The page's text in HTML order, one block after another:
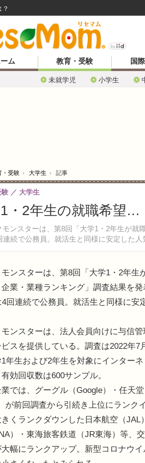
ム 教育・受験
未就学児 小学生
国
・受験 › 大学生 › 記事
・2年生の就職希望…
ンスターは、第8回「大学1・2年生が就
連続で公務員。就活生と同様に安定した人
験 大学生
ンスターは、第8回「大学1・2年生
業・業種ランキング」調査結果を発
4回連続で公務員。就活生と同様に安
ンスターは、法人会員向けに与信管
スを提供している。調査は2022年7
1年生および2年生を対象にインター
効回収数は600サンプル。
では、グーグル（Google）・任天
が前回調査から引続き上位にランク
くランクダウンした日本航空（JAL
）・東海旅客鉄道（JR東海）等、
幅にランクアップ。新型コロナウ